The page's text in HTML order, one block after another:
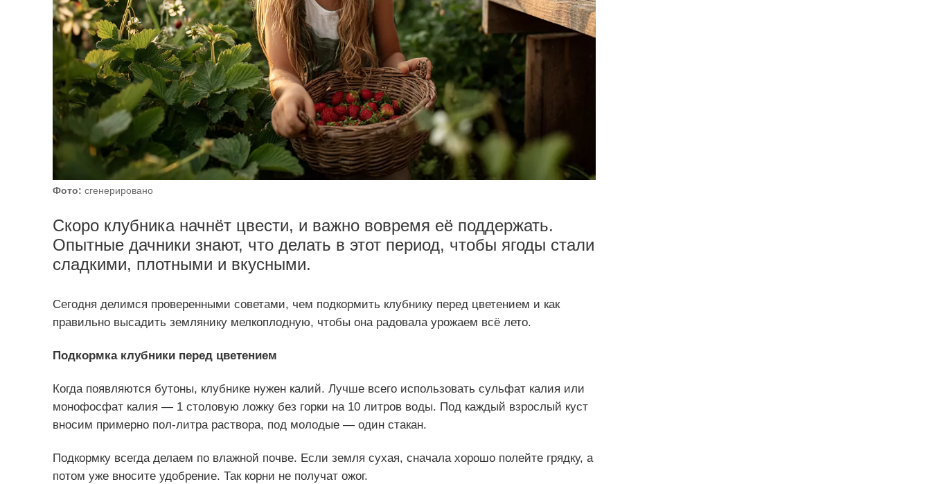
Фото: сгенерировано
Скоро клубника начнёт цвести, и важно вовремя её поддержать.
Опытные дачники знают, что делать в этот период, чтобы ягоды стали
сладкими, плотными и вкусными.
Сегодня делимся проверенными советами, чем подкормить клубнику перед цветением и как
правильно высадить землянику мелкоплодную, чтобы она радовала урожаем всё лето.
Подкормка клубники перед цветением
Когда появляются бутоны, клубнике нужен калий. Лучше всего использовать сульфат калия или
монофосфат калия — 1 столовую ложку без горки на 10 литров воды. Под каждый взрослый куст
вносим примерно пол-литра раствора, под молодые — один стакан.
Подкормку всегда делаем по влажной почве. Если земля сухая, сначала хорошо полейте грядку, а
потом уже вносите удобрение. Так корни не получат ожог.